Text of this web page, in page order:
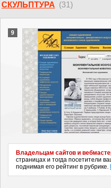
СКУЛЬПТУРА (31)
9
Владельцам сайтов и
страницах и тогда посетители
поднимая его рейтинг в рубрике.